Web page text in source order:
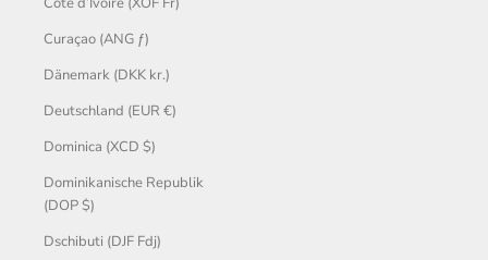
Curaçao (ANG ƒ)
Dänemark (DKK kr.)
Deutschland (EUR €)
Dominica (XCD $)
Dominikanische Republik
(DOP $)
Dschibuti (DJF Fdj)